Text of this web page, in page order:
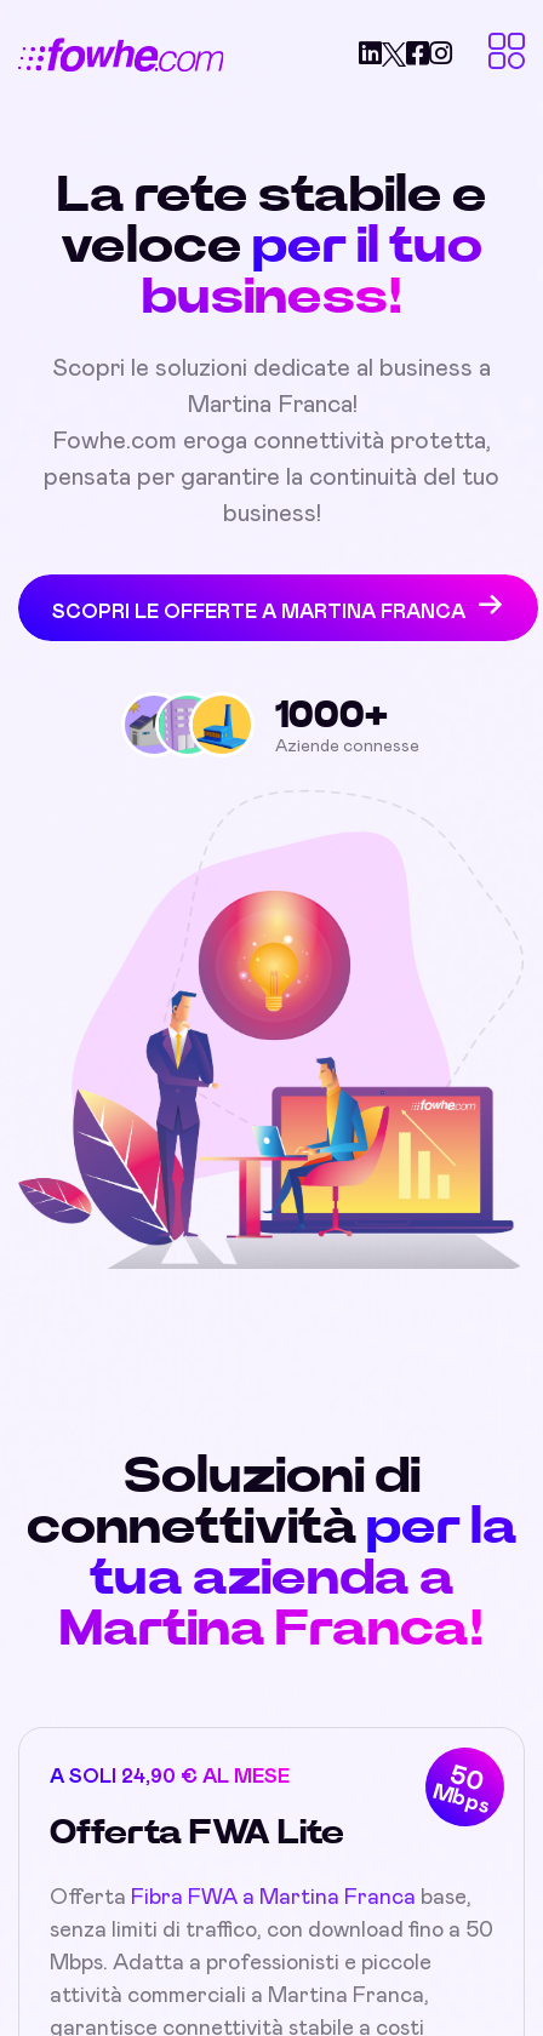
La rete stabile e
veloce per il tuo
business!
Scopri le soluzioni dedicate al business a
Martina Franca!
Fowhe.com eroga connettività protetta,
pensata per garantire la continuità del tuo
business!
SCOPRI LE OFFERTE A MARTINA FRANCA
1000+
Aziende connesse
Soluzioni di
connettività per la
tua azienda a
Martina Franca!
50
Mbps
A SOLI 24,90 € AL MESE
Offerta FWA Lite
Offerta Fibra FWA a Martina Franca base,
senza limiti di traffico, con download fino a 50
Mbps. Adatta a professionisti e piccole
attività commerciali a Martina Franca,
garantisce connettività stabile a costi